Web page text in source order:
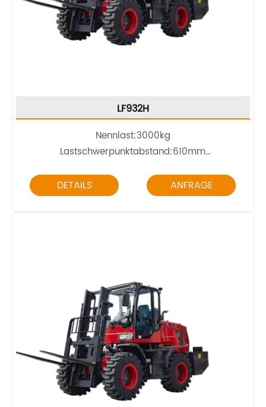
LF932H
Nennlast:3000kg
Lastschwerpunktabstand:610mm
DETAILS ANFRAGE